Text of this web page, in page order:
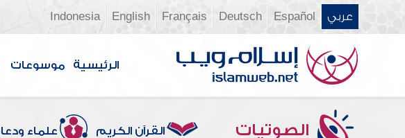
عربي Español
Deutsch
Français
English
Indonesia
الرئيسية موسوعات
الصوتيات القرآن الكريم علماء